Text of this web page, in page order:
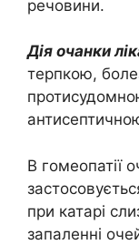
речовини.
Дія очанки
терпкою,
В гомеопатії
при катарі
запаленні